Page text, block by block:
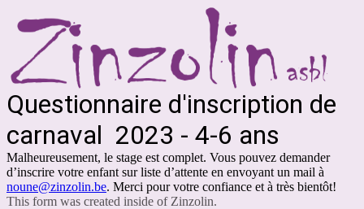
Questionnaire d'inscription de
carnaval 2023 - 4-6 ans
Malheureusement, le stage est complet. Vous pouvez demander
d’inscrire votre enfant sur liste d’attente en envoyant un mail à
noune@zinzolin.be. Merci pour votre confiance et à très bientôt!
This form was created inside of Zinzolin.